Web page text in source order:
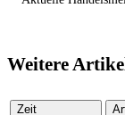
Weitere
Zeit